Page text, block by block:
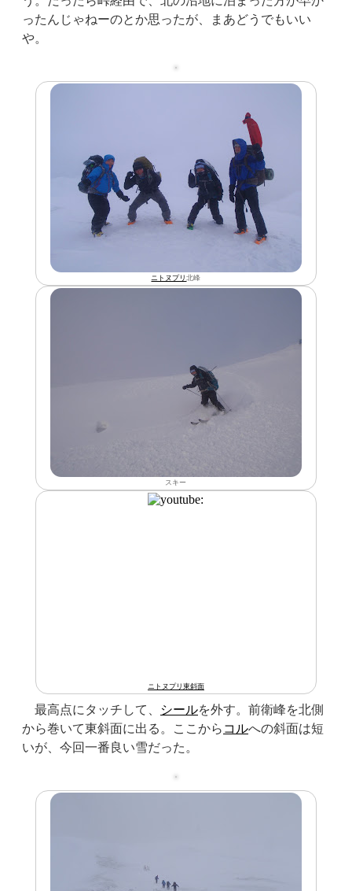
ったんじゃねーのとか思ったが、まあどうでもいい
や。
ニトヌプリ北峰
スキー
ニトヌプリ東斜面
最高点にタッチして、 シールを外す。前衛峰を北側
から巻いて東斜面に出る。ここから コルへの斜面は短
いが、今回一番良い雪だった。